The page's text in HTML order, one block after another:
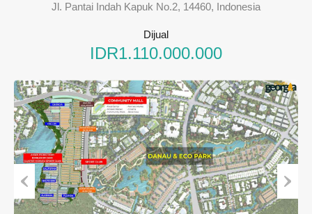
Jl. Pantai Indah Kapuk No.2, 14460, Indonesia
Dijual
IDR1.110.000.000
Previous Next